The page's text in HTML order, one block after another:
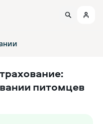
питомцев